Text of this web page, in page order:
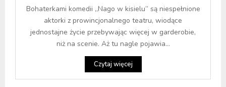
Bohaterkami komedii „Nago w kisielu” są niespełnione
aktorki z prowincjonalnego teatru, wiodące
jednostajne życie przebywając więcej w garderobie,
niż na scenie. Aż tu nagle pojawia...
Czytaj więcej